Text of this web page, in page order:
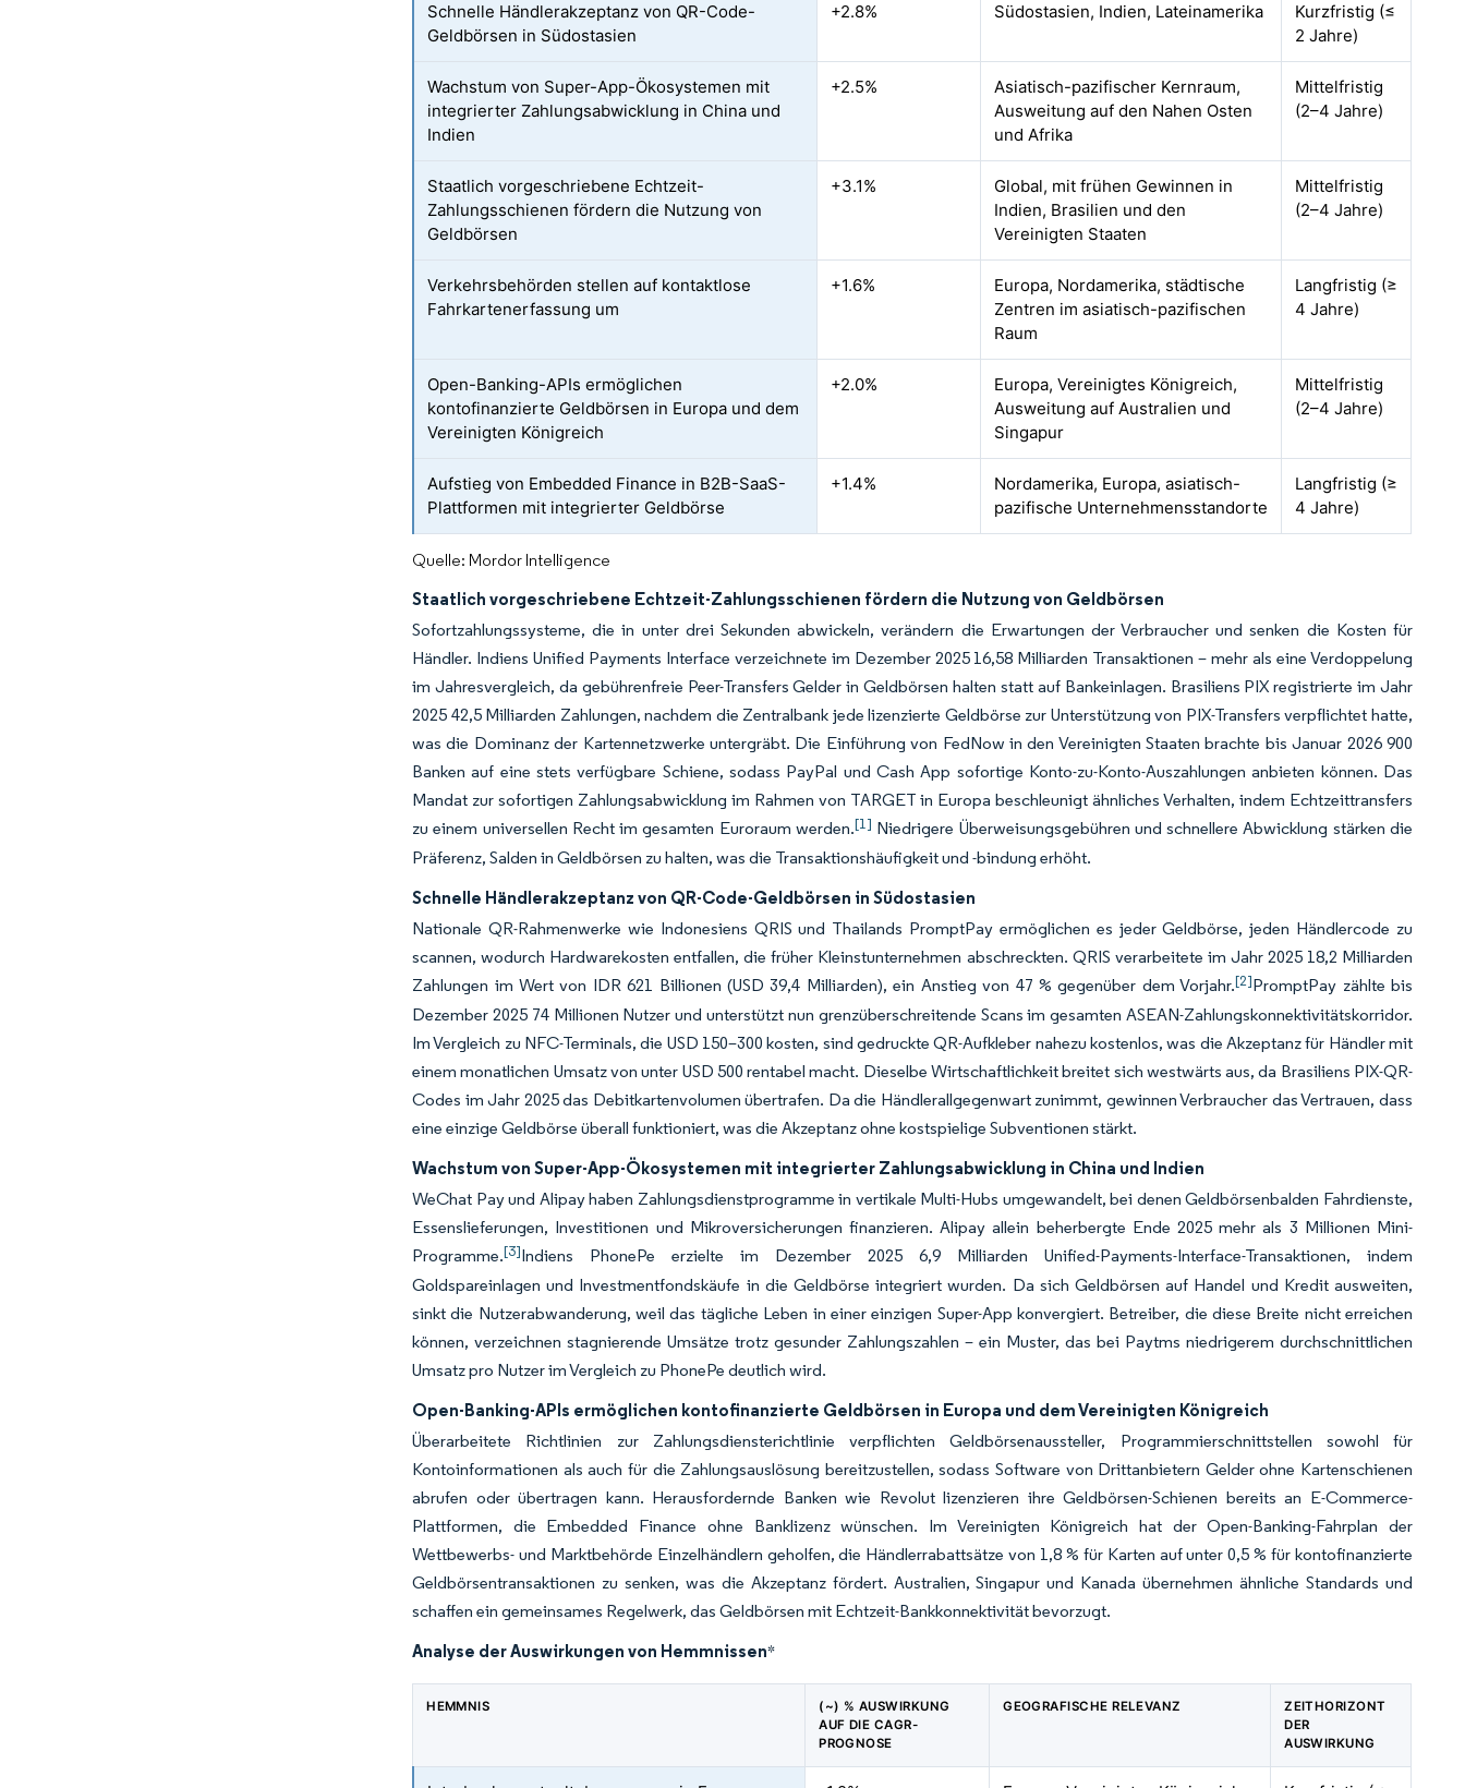
Schnelle Händlerakzeptanz von QR-Code-
Geldbörsen in Südostasien
+2.8% Südostasien, Indien, Lateinamerika
Kurzfristig (≤
2 Jahre)
Wachstum von Super-App-Ökosystemen mit
integrierter Zahlungsabwicklung in China und
Indien
+2.5%
Asiatisch-pazifischer Kernraum,
Ausweitung auf den Nahen Osten
und Afrika
Mittelfristig
(2–4 Jahre)
Staatlich vorgeschriebene Echtzeit-
Zahlungsschienen fördern die Nutzung von
Geldbörsen
+3.1%
Global, mit frühen Gewinnen in
Indien, Brasilien und den
Vereinigten Staaten
Mittelfristig
(2–4 Jahre)
Verkehrsbehörden stellen auf kontaktlose
Fahrkartenerfassung um
+1.6%
Europa, Nordamerika, städtische
Zentren im asiatisch-pazifischen
Raum
Langfristig (≥
4 Jahre)
Open-Banking-APIs ermöglichen
kontofinanzierte Geldbörsen in Europa und dem
Vereinigten Königreich
+2.0%
Europa, Vereinigtes Königreich,
Ausweitung auf Australien und
Singapur
Mittelfristig
(2–4 Jahre)
Aufstieg von Embedded Finance in B2B-SaaS-
Plattformen mit integrierter Geldbörse
+1.4%
Nordamerika, Europa, asiatisch-
pazifische Unternehmensstandorte
Langfristig (≥
4 Jahre)
Quelle: Mordor Intelligence
Staatlich vorgeschriebene Echtzeit-Zahlungsschienen fördern die Nutzung von Geldbörsen
Sofortzahlungssysteme, die in unter drei Sekunden abwickeln, verändern die Erwartungen der Verbraucher und senken die Kosten für
Händler. Indiens Unified Payments Interface verzeichnete im Dezember 2025 16,58 Milliarden Transaktionen – mehr als eine Verdoppelung
im Jahresvergleich, da gebührenfreie Peer-Transfers Gelder in Geldbörsen halten statt auf Bankeinlagen. Brasiliens PIX registrierte im Jahr
2025 42,5 Milliarden Zahlungen, nachdem die Zentralbank jede lizenzierte Geldbörse zur Unterstützung von PIX-Transfers verpflichtet hatte,
was die Dominanz der Kartennetzwerke untergräbt. Die Einführung von FedNow in den Vereinigten Staaten brachte bis Januar 2026 900
Banken auf eine stets verfügbare Schiene, sodass PayPal und Cash App sofortige Konto-zu-Konto-Auszahlungen anbieten können. Das
Mandat zur sofortigen Zahlungsabwicklung im Rahmen von TARGET in Europa beschleunigt ähnliches Verhalten, indem Echtzeittransfers
zu einem universellen Recht im gesamten Euroraum werden.[1] Niedrigere Überweisungsgebühren und schnellere Abwicklung stärken die
Präferenz, Salden in Geldbörsen zu halten, was die Transaktionshäufigkeit und -bindung erhöht.
Schnelle Händlerakzeptanz von QR-Code-Geldbörsen in Südostasien
Nationale QR-Rahmenwerke wie Indonesiens QRIS und Thailands PromptPay ermöglichen es jeder Geldbörse, jeden Händlercode zu
scannen, wodurch Hardwarekosten entfallen, die früher Kleinstunternehmen abschreckten. QRIS verarbeitete im Jahr 2025 18,2 Milliarden
Zahlungen im Wert von IDR 621 Billionen (USD 39,4 Milliarden), ein Anstieg von 47 % gegenüber dem Vorjahr.[2]PromptPay zählte bis
Dezember 2025 74 Millionen Nutzer und unterstützt nun grenzüberschreitende Scans im gesamten ASEAN-Zahlungskonnektivitätskorridor.
Im Vergleich zu NFC-Terminals, die USD 150–300 kosten, sind gedruckte QR-Aufkleber nahezu kostenlos, was die Akzeptanz für Händler mit
einem monatlichen Umsatz von unter USD 500 rentabel macht. Dieselbe Wirtschaftlichkeit breitet sich westwärts aus, da Brasiliens PIX-QR-
Codes im Jahr 2025 das Debitkartenvolumen übertrafen. Da die Händlerallgegenwart zunimmt, gewinnen Verbraucher das Vertrauen, dass
eine einzige Geldbörse überall funktioniert, was die Akzeptanz ohne kostspielige Subventionen stärkt.
Wachstum von Super-App-Ökosystemen mit integrierter Zahlungsabwicklung in China und Indien
WeChat Pay und Alipay haben Zahlungsdienstprogramme in vertikale Multi-Hubs umgewandelt, bei denen Geldbörsenbalden Fahrdienste,
Essenslieferungen, Investitionen und Mikroversicherungen finanzieren. Alipay allein beherbergte Ende 2025 mehr als 3 Millionen Mini-
Programme.[3]Indiens PhonePe erzielte im Dezember 2025 6,9 Milliarden Unified-Payments-Interface-Transaktionen, indem
Goldspareinlagen und Investmentfondskäufe in die Geldbörse integriert wurden. Da sich Geldbörsen auf Handel und Kredit ausweiten,
sinkt die Nutzerabwanderung, weil das tägliche Leben in einer einzigen Super-App konvergiert. Betreiber, die diese Breite nicht erreichen
können, verzeichnen stagnierende Umsätze trotz gesunder Zahlungszahlen – ein Muster, das bei Paytms niedrigerem durchschnittlichen
Umsatz pro Nutzer im Vergleich zu PhonePe deutlich wird.
Open-Banking-APIs ermöglichen kontofinanzierte Geldbörsen in Europa und dem Vereinigten Königreich
Überarbeitete Richtlinien zur Zahlungsdiensterichtlinie verpflichten Geldbörsenaussteller, Programmierschnittstellen sowohl für
Kontoinformationen als auch für die Zahlungsauslösung bereitzustellen, sodass Software von Drittanbietern Gelder ohne Kartenschienen
abrufen oder übertragen kann. Herausfordernde Banken wie Revolut lizenzieren ihre Geldbörsen-Schienen bereits an E-Commerce-
Plattformen, die Embedded Finance ohne Banklizenz wünschen. Im Vereinigten Königreich hat der Open-Banking-Fahrplan der
Wettbewerbs- und Marktbehörde Einzelhändlern geholfen, die Händlerrabattsätze von 1,8 % für Karten auf unter 0,5 % für kontofinanzierte
Geldbörsentransaktionen zu senken, was die Akzeptanz fördert. Australien, Singapur und Kanada übernehmen ähnliche Standards und
schaffen ein gemeinsames Regelwerk, das Geldbörsen mit Echtzeit-Bankkonnektivität bevorzugt.
Analyse der Auswirkungen von Hemmnissen*
HEMMNIS
(~) % AUSWIRKUNG
AUF DIE CAGR-
PROGNOSE
GEOGRAFISCHE RELEVANZ
ZEITHORIZONT
DER
AUSWIRKUNG